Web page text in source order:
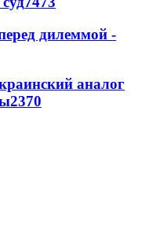
дилеммой -
аналог
2370